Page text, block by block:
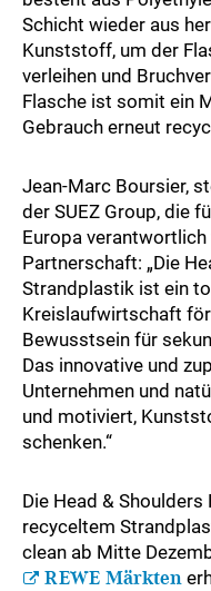
Schicht wieder aus
Kunststoff, um der
verleihen und
Flasche ist somit ein
Gebrauch erneut
Jean-Marc Boursier,
der SUEZ Group, die
Europa
Partnerschaft: „Die
Strandplastik ist ein
Kreislaufwirtschaft
Bewusstsein für
Das innovative und
Unternehmen und
und motiviert,
schenken.“
Die Head &
recyceltem
clean ab Mitte
REWE Märkten